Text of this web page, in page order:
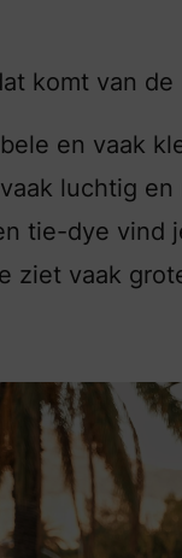
komt van de
en vaak
luchtig
tie-dye vind
vaak